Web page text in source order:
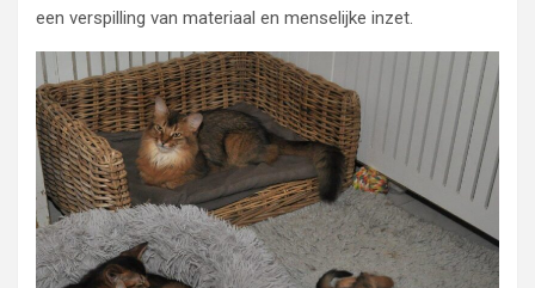
een verspilling van materiaal en menselijke inzet.